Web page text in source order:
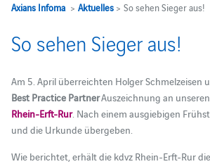
Axians Infoma> Aktuelles> So sehen Sieger aus!
So sehen Sieger aus!
Am 5. April überreichten Holger Schmelzeisen
Best Practice PartnerAuszeichnung an
Rhein-Erft-Rur. Nach einem ausgiebigen
und die Urkunde übergeben.
Wie berichtet, erhält die kdvz Rhein-Erft-Rur